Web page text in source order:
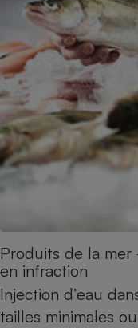
Produits de la mer
en infraction
Injection d’eau
tailles minimales